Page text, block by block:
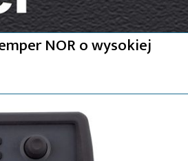
NOR o wysokiej